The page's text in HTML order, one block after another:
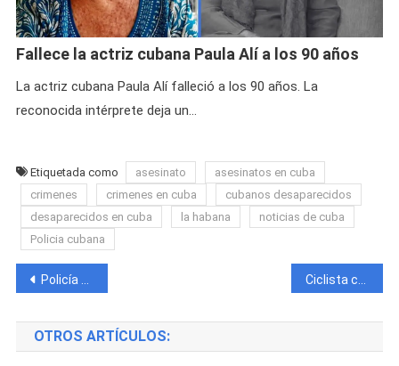
Fallece la actriz cubana Paula Alí a los 90 años
La actriz cubana Paula Alí falleció a los 90 años. La
reconocida intérprete deja un…
Etiquetada como asesinato
asesinatos en cuba
crimenes
crimenes en cuba
cubanos desaparecidos
desaparecidos en cuba
la habana
noticias de cuba
Policia cubana
Navegación
de
entradas
Policía pide ayuda para encontrar al responsable del asesinato de una joven cubana en Hialeah
OTROS ARTÍCULOS: